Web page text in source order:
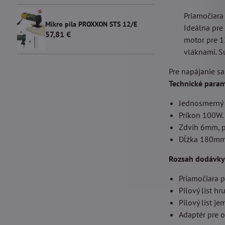
Ideálna pre
motor pre
vláknami.
Pre napájanie
Technické
Príkon 100W.
Zdvih 6mm,
Dĺžka
Rozsah
Priamočiara
Pilový list
Pilový list
Adaptér pre
Mikro píla PROXXON STS 12/E
57,81 €